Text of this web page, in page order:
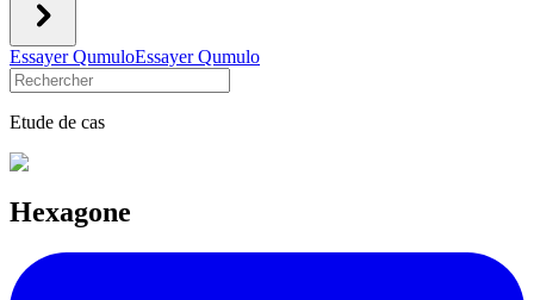
Essayer QumuloEssayer Qumulo
Etude de cas
Hexagone